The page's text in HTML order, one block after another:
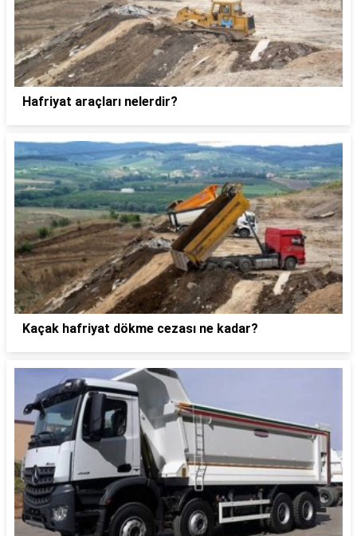
Hafriyat araçları nelerdir?
Kaçak hafriyat dökme cezası ne kadar?